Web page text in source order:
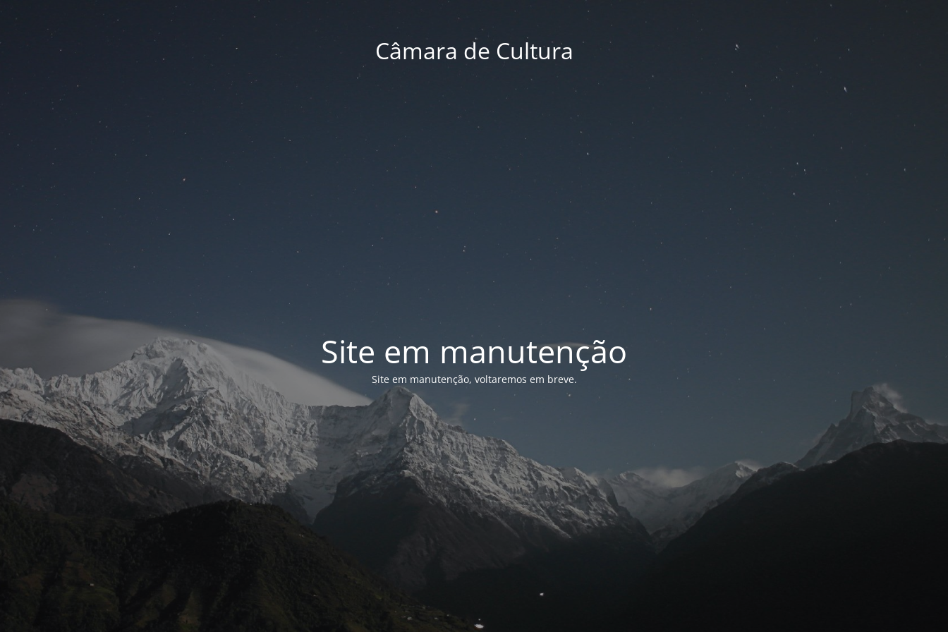
Câmara de Cultura
Site em manutenção
Site em manutenção, voltaremos em breve.